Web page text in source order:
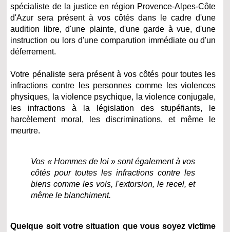
spécialiste de la justice en région Provence-Alpes-Côte
d'Azur sera présent à vos côtés dans le cadre d'une
audition libre, d'une plainte, d'une garde à vue, d'une
instruction ou lors d'une comparution immédiate ou d'un
déferrement.
Votre pénaliste sera présent à vos côtés pour toutes les
infractions contre les personnes comme les violences
physiques, la violence psychique, la violence conjugale,
les infractions à la législation des stupéfiants, le
harcèlement moral, les discriminations, et même le
meurtre.
Vos « Hommes de loi » sont également à vos
côtés pour toutes les infractions contre les
biens comme les vols, l'extorsion, le recel, et
même le blanchiment.
Quelque soit votre situation que vous soyez victime